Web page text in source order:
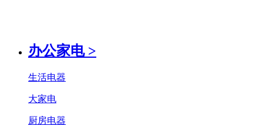
办公家电 >
生活电器
大家电
厨房电器